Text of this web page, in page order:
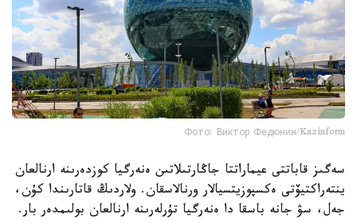
Фото: Виктор Федюнин/Kazinform
سەگىز قاباتتى عيماراتتا جاڭارتىلاتىن ەنەرگيا كوزدەرىنە ارنالعان
ينتەراكتيۆتى ەكسپوزيتسيالار ورنالاسقان. ولاردىڭ قاتارىندا كۇن،
جەل، سۋ جانە باسقا دا ەنەرگيا تۇرلەرىنە ارنالعان بولىمدەر بار.